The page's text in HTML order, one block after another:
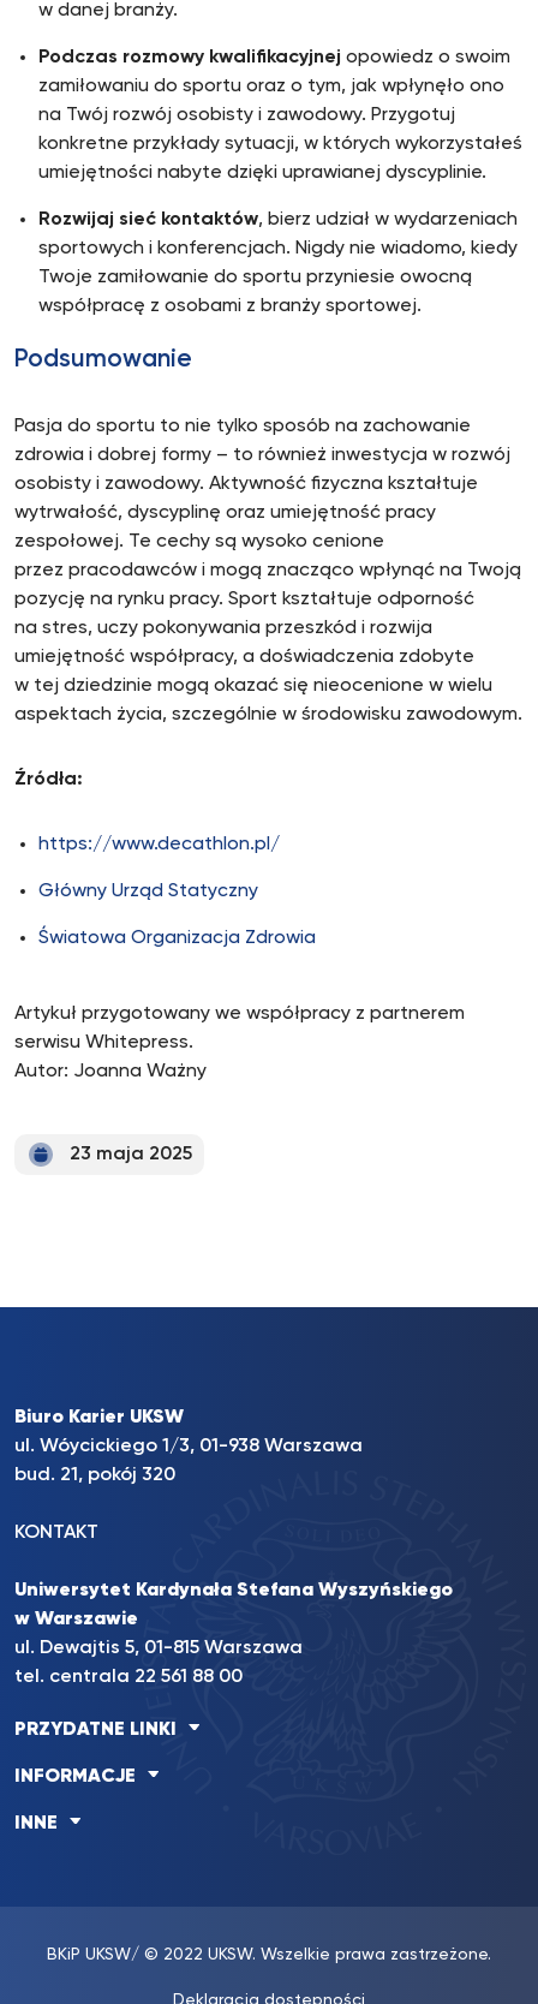
w danej branży.
Podczas rozmowy kwalifikacyjnej opowiedz o swoim
zamiłowaniu do sportu oraz o tym, jak wpłynęło ono
na Twój rozwój osobisty i zawodowy. Przygotuj
konkretne przykłady sytuacji, w których wykorzystałeś
umiejętności nabyte dzięki uprawianej dyscyplinie.
Rozwijaj sieć kontaktów, bierz udział w wydarzeniach
sportowych i konferencjach. Nigdy nie wiadomo, kiedy
Twoje zamiłowanie do sportu przyniesie owocną
współpracę z osobami z branży sportowej.
Podsumowanie
Pasja do sportu to nie tylko sposób na zachowanie
zdrowia i dobrej formy – to również inwestycja w rozwój
osobisty i zawodowy. Aktywność fizyczna kształtuje
wytrwałość, dyscyplinę oraz umiejętność pracy
zespołowej. Te cechy są wysoko cenione
przez pracodawców i mogą znacząco wpłynąć na Twoją
pozycję na rynku pracy. Sport kształtuje odporność
na stres, uczy pokonywania przeszkód i rozwija
umiejętność współpracy, a doświadczenia zdobyte
w tej dziedzinie mogą okazać się nieocenione w wielu
aspektach życia, szczególnie w środowisku zawodowym.
Źródła:
https://www.decathlon.pl/
Główny Urząd Statyczny
Światowa Organizacja Zdrowia
Artykuł przygotowany we współpracy z partnerem
serwisu Whitepress.
Autor: Joanna Ważny
23 maja 2025
Biuro Karier UKSW
ul. Wóycickiego 1/3, 01-938 Warszawa
bud. 21, pokój 320
KONTAKT
Uniwersytet Kardynała Stefana Wyszyńskiego
w Warszawie
ul. Dewajtis 5, 01-815 Warszawa
tel. centrala 22 561 88 00
PRZYDATNE LINKI
INFORMACJE
INNE
BKiP UKSW/ © 2022 UKSW. Wszelkie prawa zastrzeżone.
Deklaracja dostępności